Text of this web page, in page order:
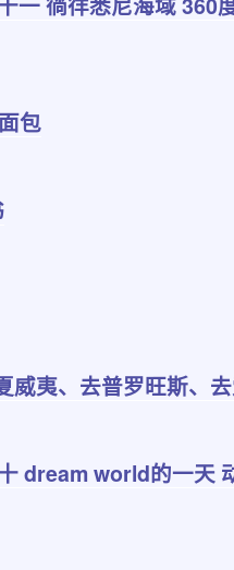
包
威夷、去普罗旺斯、
dream world的一天